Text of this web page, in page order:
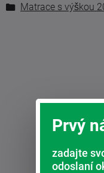
Matrace s výškou
Prvý
zadajte
odoslaní